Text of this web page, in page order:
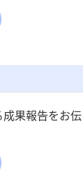
果報告をお伝